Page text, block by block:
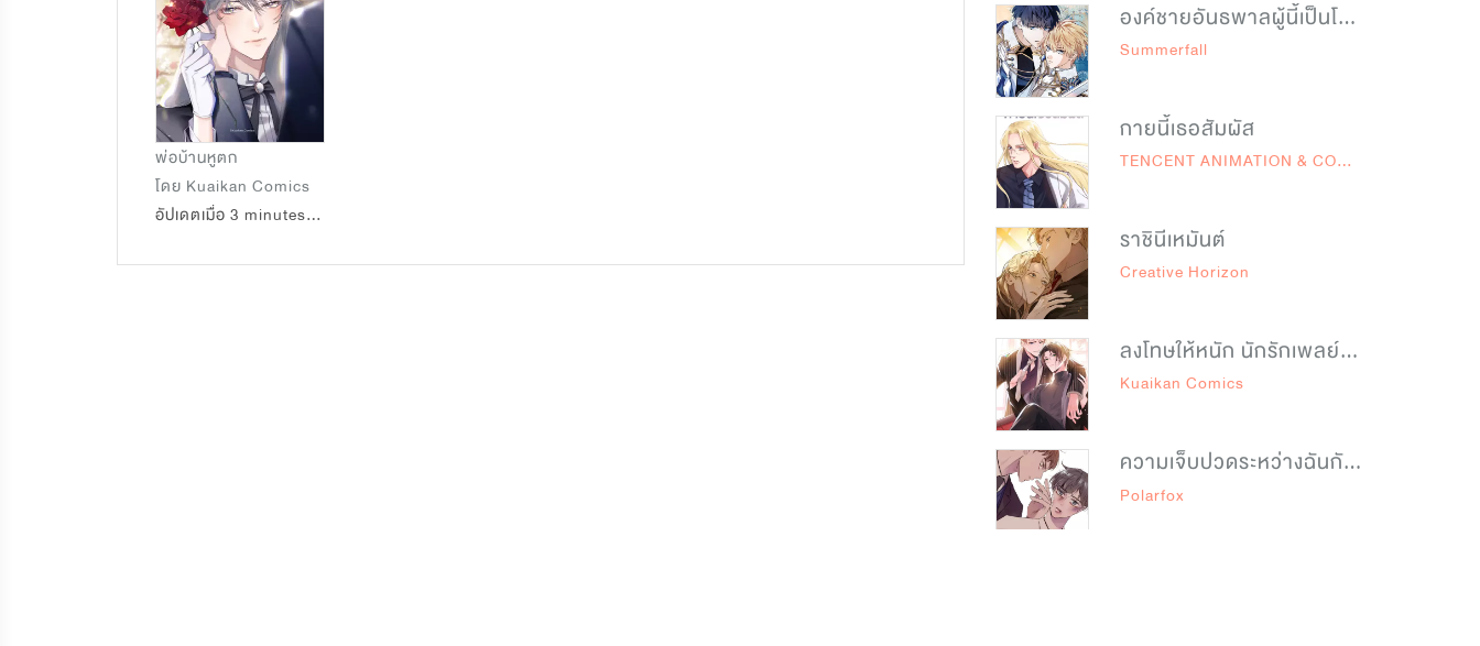
พ่อบ้านหูตก
โดย Kuaikan Comics
อัปเดตเมื่อ 3 minutes ago
องค์ชายอันธพาลผู้นี้เป็นโอเมก้า
Summerfall
กายนี้เธอสัมผัส
TENCENT ANIMATION & COMICS
ราชินีเหมันต์
Creative Horizon
ลงโทษให้หนัก นักรักเพลย์บอย
Kuaikan Comics
ความเจ็บปวดระหว่างฉันกับนาย
Polarfox